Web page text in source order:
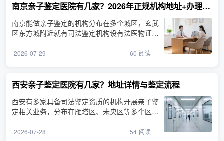
南京亲子鉴定医院有几家？2026年正规机构地址+办理流程
南京能做亲子鉴定的机构分布在多个城区，玄武
区东方城附近就有司法鉴定机构设有法医物证鉴
2026-07-29 60 阅读
西安亲子鉴定医院有几家？地址详情与鉴定流程
西安有多家具备司法鉴定资质的机构开展亲子鉴
定相关业务，分布在雁塔区、未央区等多个区
2026-07-28 54 阅读